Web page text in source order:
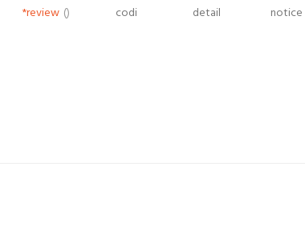
*review () codi detail notice